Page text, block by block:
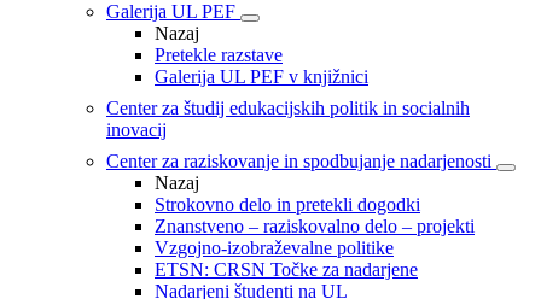
Galerija UL PEF
Nazaj
Pretekle razstave
Galerija UL PEF v knjižnici
Center za študij edukacijskih politik in socialnih
inovacij
Center za raziskovanje in spodbujanje nadarjenosti
Nazaj
Strokovno delo in pretekli dogodki
Znanstveno – raziskovalno delo – projekti
Vzgojno-izobraževalne politike
ETSN: CRSN Točke za nadarjene
Nadarjeni študenti na UL